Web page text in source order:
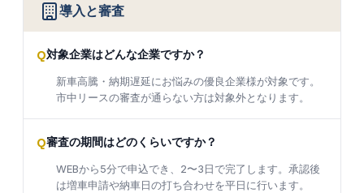
導入と審査
Q対象企業はどんな企業ですか？
新車高騰・納期遅延にお悩みの優良企業様が対象です。
市中リースの審査が通らない方は対象外となります。
Q審査の期間はどのくらいですか？
WEBから5分で申込でき、2〜3日で完了します。承認後
は増車申請や納車日の打ち合わせを平日に行います。